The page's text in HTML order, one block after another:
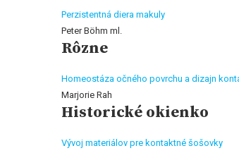
Perzistentná diera makuly
Peter Böhm ml.
Rôzne
Homeostáza očného povrchu a dizajn
Marjorie Rah
Historické okienko
Vývoj materiálov pre kontaktné šošovky